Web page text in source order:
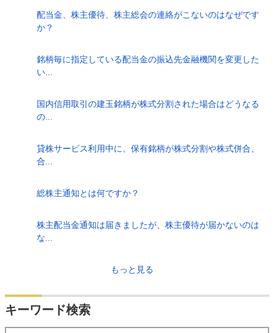
配当金、株主優待、株主総会の連絡がこないのはなぜです
か？
銘柄毎に指定している配当金の振込先金融機関を変更した
い...
国内信用取引の建玉銘柄が株式分割された場合はどうなる
の...
貸株サービス利用中に、保有銘柄が株式分割や株式併合、
合...
総株主通知とは何ですか？
株主配当金通知は届きましたが、株主優待が届かないのは
な...
もっと見る
キーワード検索